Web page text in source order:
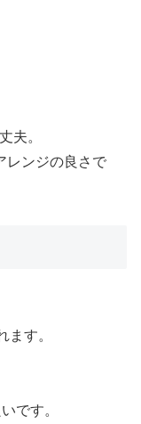
夫。
レンジの良さで
ます。
です。